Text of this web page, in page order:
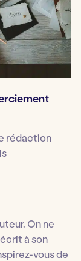
rédaction
On ne
à son
vous de